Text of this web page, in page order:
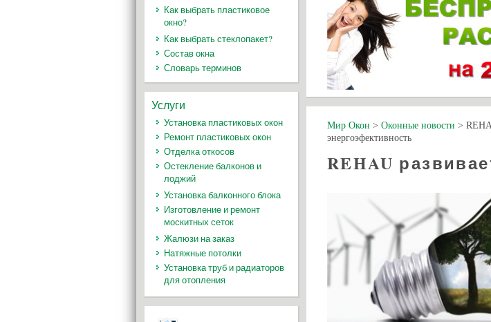
Мир Окон > Оконные новости >
энергоэфективность
REHAU
Как выбрать пластиковое
окно?
Как выбрать стеклопакет?
Состав окна
Словарь терминов
Услуги
Установка пластиковых окон
Ремонт пластиковых окон
Отделка откосов
Остекление балконов и
лоджий
Установка балконного блока
Изготовление и ремонт
москитных сеток
Жалюзи на заказ
Натяжные потолки
Установка труб и радиаторов
для отопления